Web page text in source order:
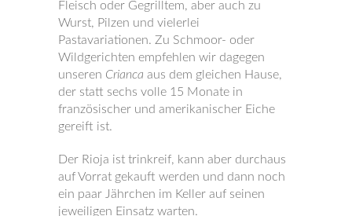
Fleisch oder Gegrilltem, aber auch zu
Wurst, Pilzen und vielerlei
Pastavariationen. Zu Schmoor- oder
Wildgerichten empfehlen wir dagegen
unseren Crianca aus dem gleichen Hause,
der statt sechs volle 15 Monate in
französischer und amerikanischer Eiche
gereift ist.
Der Rioja ist trinkreif, kann aber durchaus
auf Vorrat gekauft werden und dann noch
ein paar Jährchen im Keller auf seinen
jeweiligen Einsatz warten.